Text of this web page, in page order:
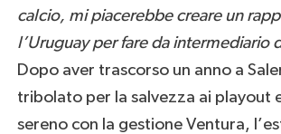
calcio, mi piacerebbe creare un
l’Uruguay per fare da intermediario
Dopo aver trascorso un anno a
tribolato per la salvezza ai playout
sereno con la gestione Ventura,